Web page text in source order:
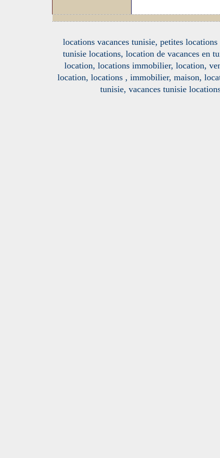
locations vacances tunisie, petites
tunisie locations, location de vacances en
location, locations immobilier, location,
location, locations , immobilier, maison,
tunisie, vacances tunisie